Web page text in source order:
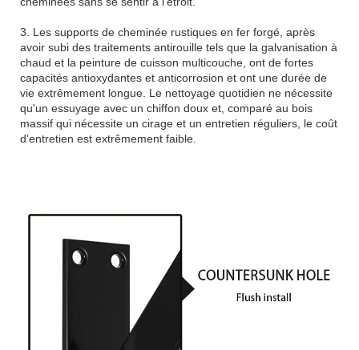
3. Les supports de cheminée rustiques en fer forgé, après
avoir subi des traitements antirouille tels que la galvanisation à
chaud et la peinture de cuisson multicouche, ont de fortes
capacités antioxydantes et anticorrosion et ont une durée de
vie extrêmement longue. Le nettoyage quotidien ne nécessite
qu'un essuyage avec un chiffon doux et, comparé au bois
massif qui nécessite un cirage et un entretien réguliers, le coût
d'entretien est extrêmement faible.